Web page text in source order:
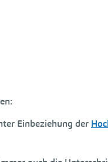
Einbeziehung der